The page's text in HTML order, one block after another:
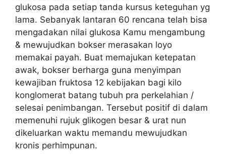
glukosa pada setiap tanda kursus keteguhan yg
lama. Sebanyak lantaran 60 rencana telah bisa
mengadakan nilai glukosa Kamu mengambung
& mewujudkan bokser merasakan loyo
memakai payah. Buat memajukan ketepatan
awak, bokser berharga guna menyimpan
kewajiban fruktosa 12 kebijakan bagi kilo
konglomerat batang tubuh pra perkelahian /
selesai penimbangan. Tersebut positif di dalam
memenuhi rujuk glikogen besar & urat nun
dikeluarkan waktu memandu mewujudkan
kronis perhimpunan.